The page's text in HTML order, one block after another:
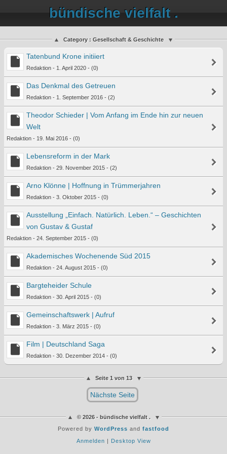
bündische vielfalt .
Category : Gesellschaft & Geschichte
Tatenbund Krone initiiert
Redaktion - 1. April 2020 - (0)
Das Denkmal des Getreuen
Redaktion - 1. September 2016 - (2)
Theodor Schieder | Vom Anfang im Ende hin zur neuen
Welt
Redaktion - 19. Mai 2016 - (0)
Lebensreform in der Mark
Redaktion - 29. November 2015 - (2)
Arno Klönne | Hoffnung in Trümmerjahren
Redaktion - 3. Oktober 2015 - (0)
Ausstellung „Einfach. Natürlich. Leben.“ – Geschichten
von Gustav & Gustaf
Redaktion - 24. September 2015 - (0)
Akademisches Wochenende Süd 2015
Redaktion - 24. August 2015 - (0)
Bargteheider Schule
Redaktion - 30. April 2015 - (0)
Gemeinschaftswerk | Aufruf
Redaktion - 3. März 2015 - (0)
Film | Deutschland Saga
Redaktion - 30. Dezember 2014 - (0)
Seite 1 von 13
Nächste Seite
© 2026 - bündische vielfalt .
Powered by WordPress and fastfood
Anmelden | Desktop View